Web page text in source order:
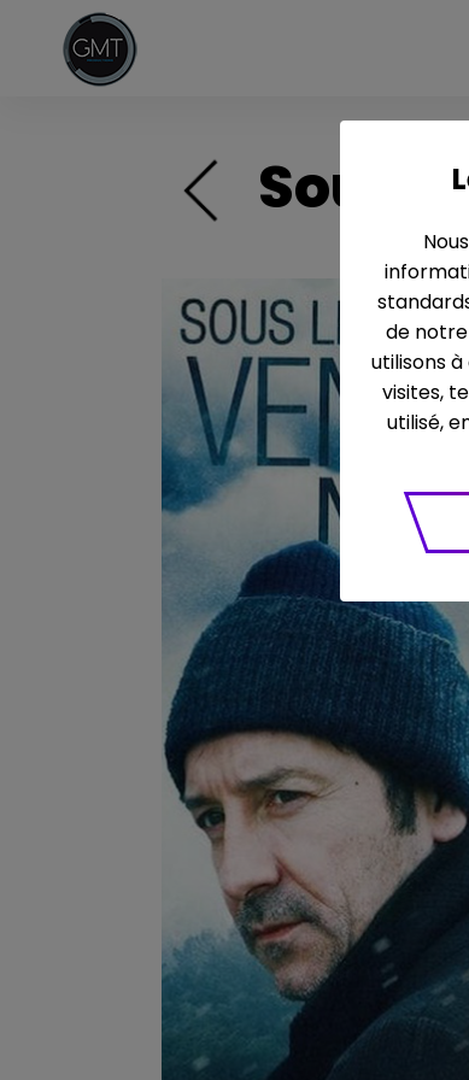
Sous
de
utilisons
visites,
utilisé,